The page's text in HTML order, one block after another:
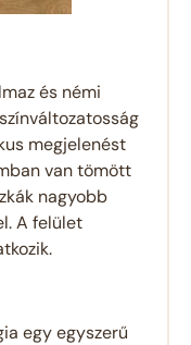
és némi
megjelenést
van tömött
nagyobb
A felület
egy egyszerű